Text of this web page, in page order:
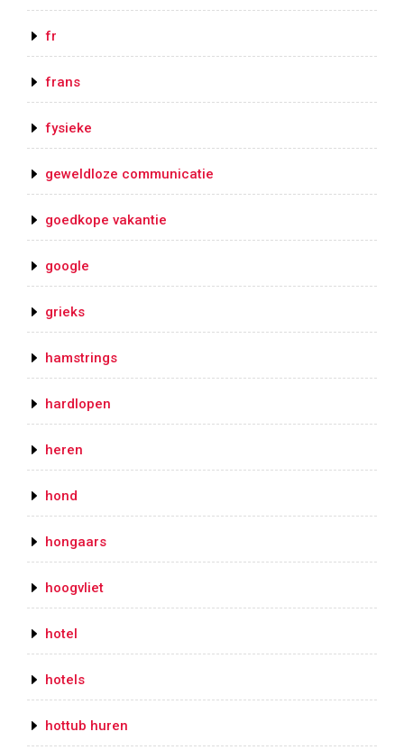
fr
frans
fysieke
geweldloze communicatie
goedkope vakantie
google
grieks
hamstrings
hardlopen
heren
hond
hongaars
hoogvliet
hotel
hotels
hottub huren